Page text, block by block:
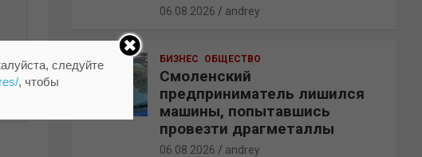
06.08.2026 andrey
БИЗНЕС ОБЩЕСТВО
Смоленский
предприниматель лишился
машины, попытавшись
провезти драгметаллы
06.08.2026 andrey
следуйте
, чтобы